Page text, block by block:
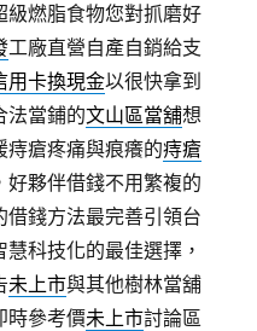
級燃脂食物您對抓磨好
工廠直營自產自銷給支
用卡換現金以很快拿到
法當鋪的文山區當舖想
痔瘡疼痛與痕癢的痔瘡
夥伴借錢不用繁複的
借錢方法最完善引領台
慧科技化的最佳選擇，
未上市與其他樹林當舖
時參考價未上市討論區